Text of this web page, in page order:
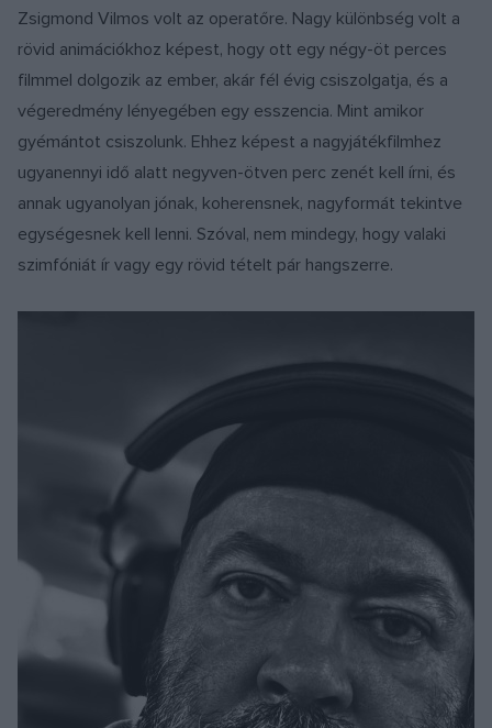
Zsigmond Vilmos volt az operatőre. Nagy különbség volt a
rövid animációkhoz képest, hogy ott egy négy-öt perces
filmmel dolgozik az ember, akár fél évig csiszolgatja, és a
végeredmény lényegében egy esszencia. Mint amikor
gyémántot csiszolunk. Ehhez képest a nagyjátékfilmhez
ugyanennyi idő alatt negyven-ötven perc zenét kell írni, és
annak ugyanolyan jónak, koherensnek, nagyformát tekintve
egységesnek kell lenni. Szóval, nem mindegy, hogy valaki
szimfóniát ír vagy egy rövid tételt pár hangszerre.